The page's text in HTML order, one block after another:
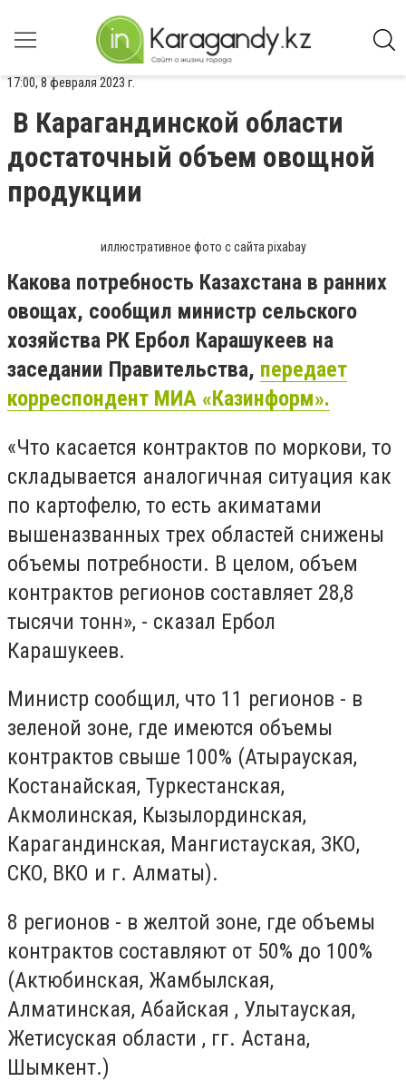
17:00, 8 февраля 2023 г.
В Карагандинской области
достаточный объем овощной
продукции
иллюстративное фото с сайта pixabay
Какова потребность Казахстана в ранних
овощах, сообщил министр сельского
хозяйства РК Ербол Карашукеев на
заседании Правительства, передает
корреспондент МИА «Казинформ».
«Что касается контрактов по моркови, то
складывается аналогичная ситуация как
по картофелю, то есть акиматами
вышеназванных трех областей снижены
объемы потребности. В целом, объем
контрактов регионов составляет 28,8
тысячи тонн», - сказал Ербол
Карашукеев.
Министр сообщил, что 11 регионов - в
зеленой зоне, где имеются объемы
контрактов свыше 100% (Атырауская,
Костанайская, Туркестанская,
Акмолинская, Кызылординская,
Карагандинская, Мангистауская, ЗКО,
СКО, ВКО и г. Алматы).
8 регионов - в желтой зоне, где объемы
контрактов составляют от 50% до 100%
(Актюбинская, Жамбылская,
Алматинская, Абайская , Улытауская,
Жетисуская области , гг. Астана,
Шымкент.)